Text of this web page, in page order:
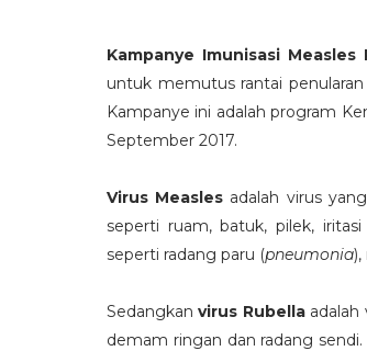
Kampanye Imunisasi Measles
untuk memutus rantai
Kampanye ini adalah program
September 2017.
Virus Measles adalah virus
seperti ruam, batuk, pilek,
seperti radang paru (pneumonia
Sedangkanvirus Rubellaadalah
demam ringan dan radang